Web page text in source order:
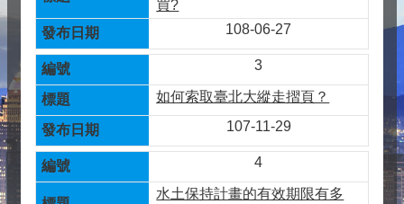
買?
108-06-27
3
如何索取臺北大縱走摺頁？
107-11-29
4
水土保持計畫的有效期限有多